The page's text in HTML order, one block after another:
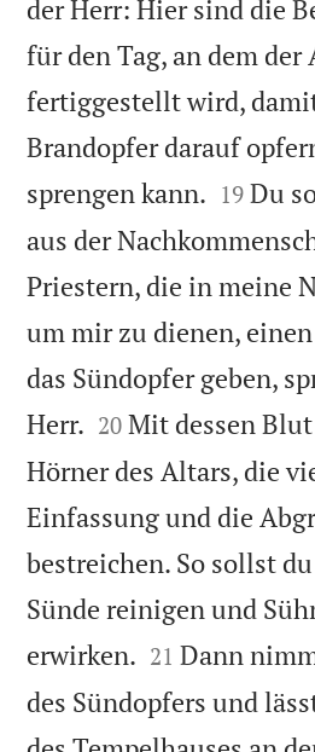
der Herr: Hier sind die
für den Tag, an dem der
fertiggestellt wird,
Brandopfer darauf
sprengen kann. 

19 Du
aus der
Priestern, die in meine
um mir zu dienen,
das Sündopfer geben,
Herr. 

20 Mit dessen
Hörner des Altars, die
Einfassung und die
bestreichen. So sollst
Sünde reinigen und
erwirken. 

21 Dann
des Sündopfers und